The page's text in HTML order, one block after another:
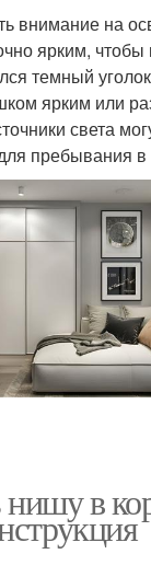
внимание на
ярким, чтобы
темный
ярким или
света
пребывания в
нишу в